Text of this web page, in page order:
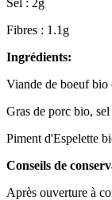
Fibres : 1.1g
Ingrédients:
Viande de boeuf
Gras de porc bio,
Piment d'Espelette
Conseils de
Après ouverture à